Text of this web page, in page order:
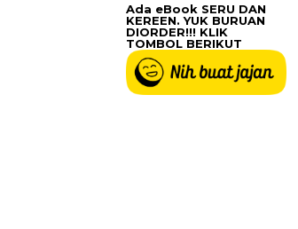
Ada eBook SERU DAN
KEREEN. YUK BURUAN
DIORDER!!! KLIK
TOMBOL BERIKUT